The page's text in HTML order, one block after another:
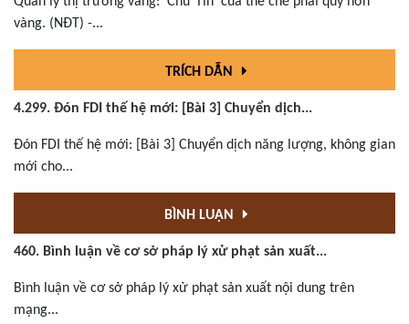
vàng. (NĐT) -...
TRÍCH DẪN
4.299. Đón FDI thế hệ mới: [Bài 3] Chuyển dịch...
Đón FDI thế hệ mới: [Bài 3] Chuyển dịch năng lượng, không gian
mới cho...
BÌNH LUẬN
460. Bình luận về cơ sở pháp lý xử phạt sản xuất...
Bình luận về cơ sở pháp lý xử phạt sản xuất nội dung trên
mạng...